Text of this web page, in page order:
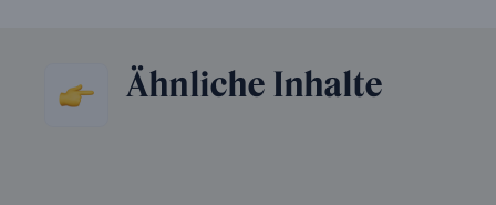
Ähnliche Inhalte